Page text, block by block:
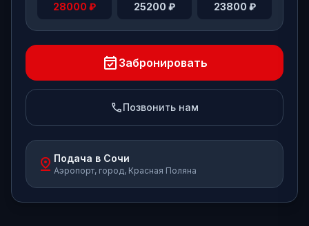
28000 ₽ 25200 ₽ 23800 ₽
event_available Забронировать
phoneПозвонить нам
pin_drop Подача в Сочи
Аэропорт, город, Красная Поляна